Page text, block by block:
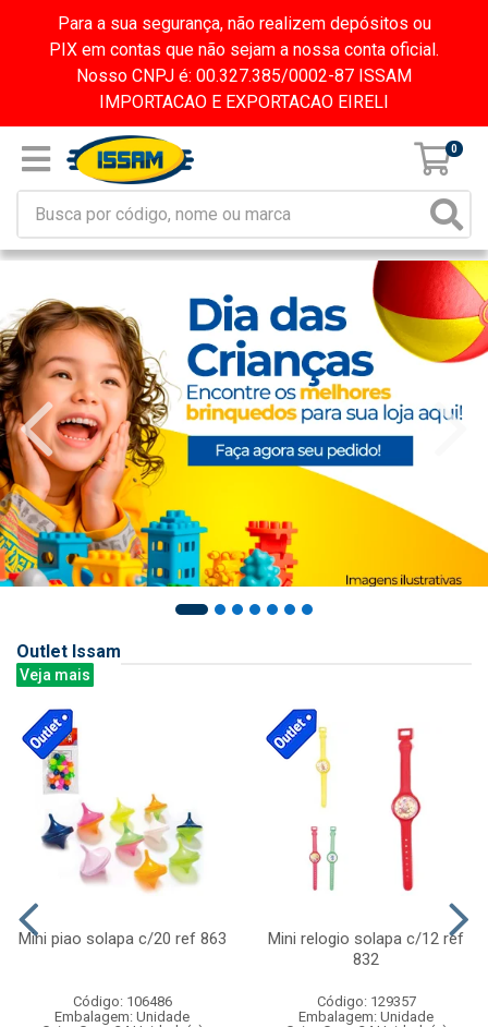
Para a sua segurança, não realizem depósitos ou
PIX em contas que não sejam a nossa conta oficial.
Nosso CNPJ é: 00.327.385/0002-87 ISSAM
IMPORTACAO E EXPORTACAO EIRELI
0
Outlet Issam
Veja mais
Mini piao solapa c/20 ref 863
Código: 106486
Embalagem: Unidade
Mini relogio solapa c/12 ref
832
Código: 129357
Embalagem: Unidade